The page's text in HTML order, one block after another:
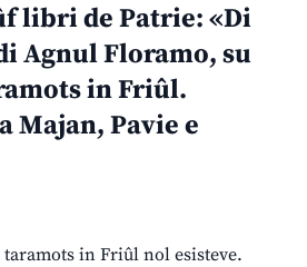
libri de Patrie: «Di
Agnul Floramo, su
in Friûl.
Majan, Pavie e
in Friûl nol esisteve.